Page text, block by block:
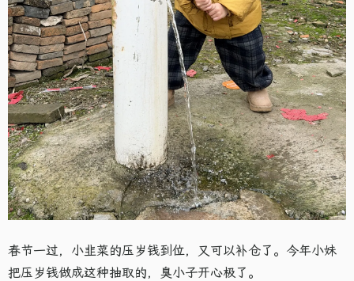
春节一过，小韭菜的压岁钱到位，又可以补仓了。今年小妹
把压岁钱做成这种抽取的，臭小子开心极了。